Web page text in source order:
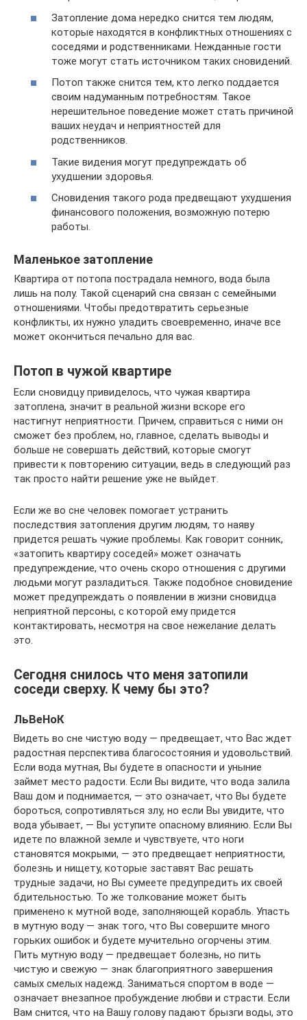
Затопление дома нередко снится тем людям,
которые находятся в конфликтных отношениях с
соседями и родственниками. Нежданные гости
тоже могут стать источником таких сновидений.
Потоп также снится тем, кто легко поддается
своим надуманным потребностям. Такое
нерешительное поведение может стать причиной
ваших неудач и неприятностей для
родственников.
Такие видения могут предупреждать об
ухудшении здоровья.
Сновидения такого рода предвещают ухудшения
финансового положения, возможную потерю
работы.
Маленькое затопление
Квартира от потопа пострадала немного, вода была
лишь на полу. Такой сценарий сна связан с семейными
отношениями. Чтобы предотвратить серьезные
конфликты, их нужно уладить своевременно, иначе все
может окончиться печально для вас.
Потоп в чужой квартире
Если сновидцу привиделось, что чужая квартира
затоплена, значит в реальной жизни вскоре его
настигнут неприятности. Причем, справиться с ними он
сможет без проблем, но, главное, сделать выводы и
больше не совершать действий, которые смогут
привести к повторению ситуации, ведь в следующий раз
так просто найти решение уже не выйдет.
Если же во сне человек помогает устранить
последствия затопления другим людям, то наяву
придется решать чужие проблемы. Как говорит сонник,
«затопить квартиру соседей» может означать
предупреждение, что очень скоро отношения с другими
людьми могут разладиться. Также подобное сновидение
может предупреждать о появлении в жизни сновидца
неприятной персоны, с которой ему придется
контактировать, несмотря на свое нежелание делать
это.
Сегодня снилось что меня затопили
соседи сверху. К чему бы это?
ЛьВеНоК
Видеть во сне чистую воду — предвещает, что Вас ждет
радостная перспектива благосостояния и удовольствий.
Если вода мутная, Вы будете в опасности и уныние
займет место радости. Если Вы видите, что вода залила
Ваш дом и поднимается, — это означает, что Вы будете
бороться, сопротивляться злу, но если Вы увидите, что
вода убывает, — Вы уступите опасному влиянию. Если Вы
идете по влажной земле и чувствуете, что ноги
становятся мокрыми, — это предвещает неприятности,
болезнь и нищету, которые заставят Вас решать
трудные задачи, но Вы сумеете предупредить их своей
бдительностью. То же толкование может быть
применено к мутной воде, заполняющей корабль. Упасть
в мутную воду — знак того, что Вы совершите много
горьких ошибок и будете мучительно огорчены этим.
Пить мутную воду — предвещает болезнь, но пить
чистую и свежую — знак благоприятного завершения
самых смелых надежд. Заниматься спортом в воде —
означает внезапное пробуждение любви и страсти. Если
Вам снится, что на Вашу голову падают брызги воды, это